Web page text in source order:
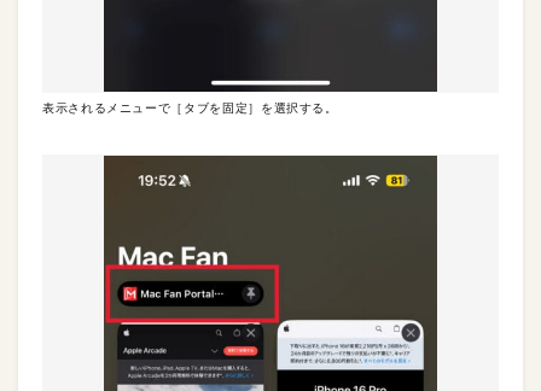
表示されるメニューで［タブを固定］を選択する。